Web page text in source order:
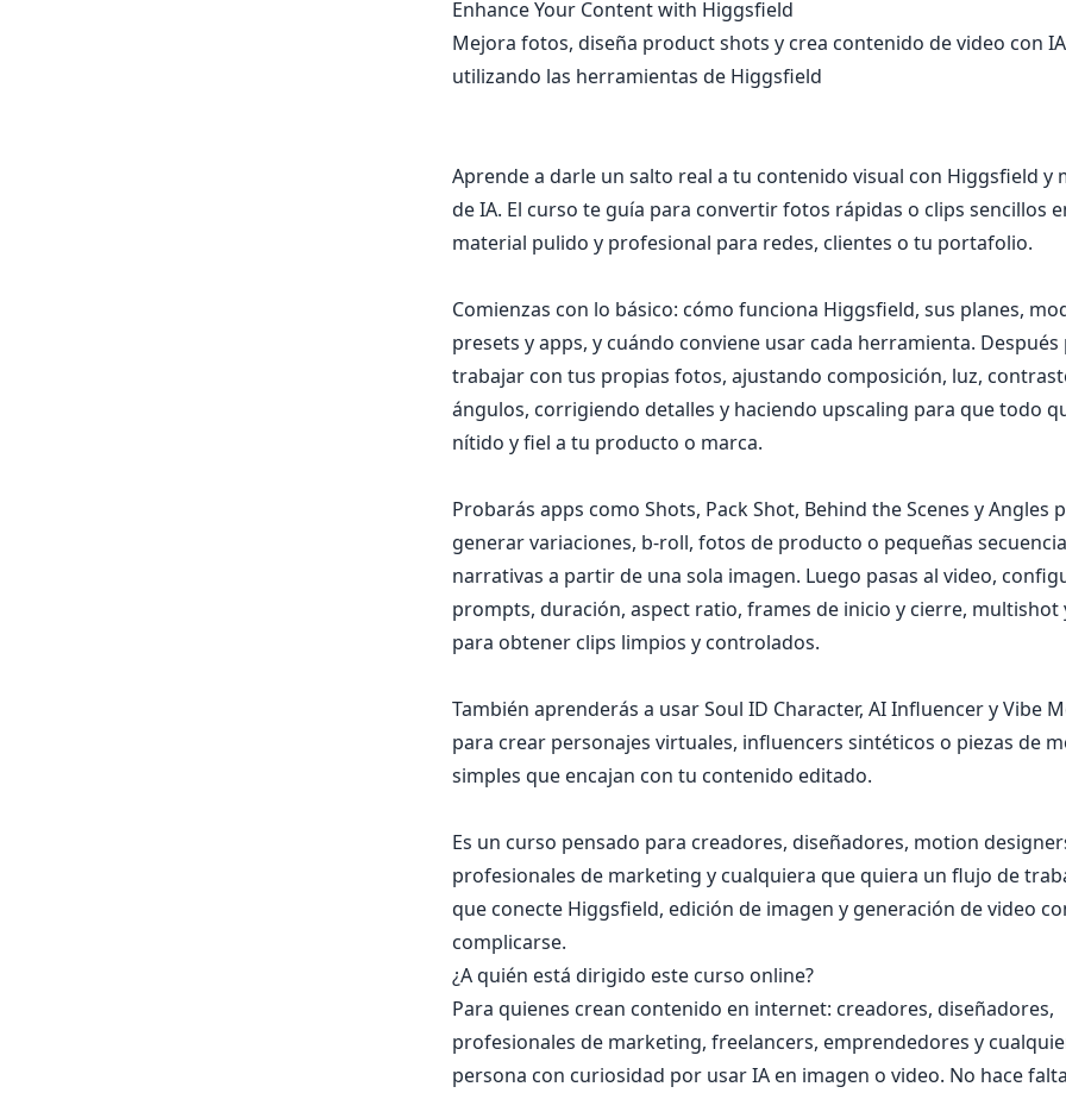
Enhance Your Content with Higgsfield
Mejora fotos, diseña product shots y crea contenido de video con IA
utilizando las herramientas de Higgsfield
Aprende a darle un salto real a tu contenido visual con Higgsfield y
de IA. El curso te guía para convertir fotos rápidas o clips sencillos
material pulido y profesional para redes, clientes o tu portafolio.
Comienzas con lo básico: cómo funciona Higgsfield, sus planes,
presets y apps, y cuándo conviene usar cada herramienta. Después
trabajar con tus propias fotos, ajustando composición, luz,
ángulos, corrigiendo detalles y haciendo upscaling para que todo
nítido y fiel a tu producto o marca.
Probarás apps como Shots, Pack Shot, Behind the Scenes y Angles
generar variaciones, b‑roll, fotos de producto o pequeñas
narrativas a partir de una sola imagen. Luego pasas al video,
prompts, duración, aspect ratio, frames de inicio y cierre, multishot
para obtener clips limpios y controlados.
También aprenderás a usar Soul ID Character, AI Influencer y Vibe
para crear personajes virtuales, influencers sintéticos o piezas de
simples que encajan con tu contenido editado.
Es un curso pensado para creadores, diseñadores, motion
profesionales de marketing y cualquiera que quiera un flujo de
que conecte Higgsfield, edición de imagen y generación de video
complicarse.
¿A quién está dirigido este curso online?
Para quienes crean contenido en internet: creadores, diseñadores,
profesionales de marketing, freelancers, emprendedores y
persona con curiosidad por usar IA en imagen o video. No hace falta